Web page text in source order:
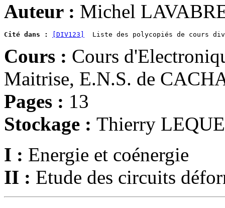
Auteur : Michel
Cité dans : [DIV123]
Cours : Cours
Maitrise, E.N.S. de
Pages : 13
Stockage : Thierry
I : Energie et coénergie
II : Etude des circuits